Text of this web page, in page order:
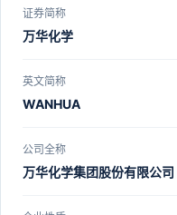
证券简称
万华化学
英文简称
WANHUA
公司全称
万华化学集团股份有限公司